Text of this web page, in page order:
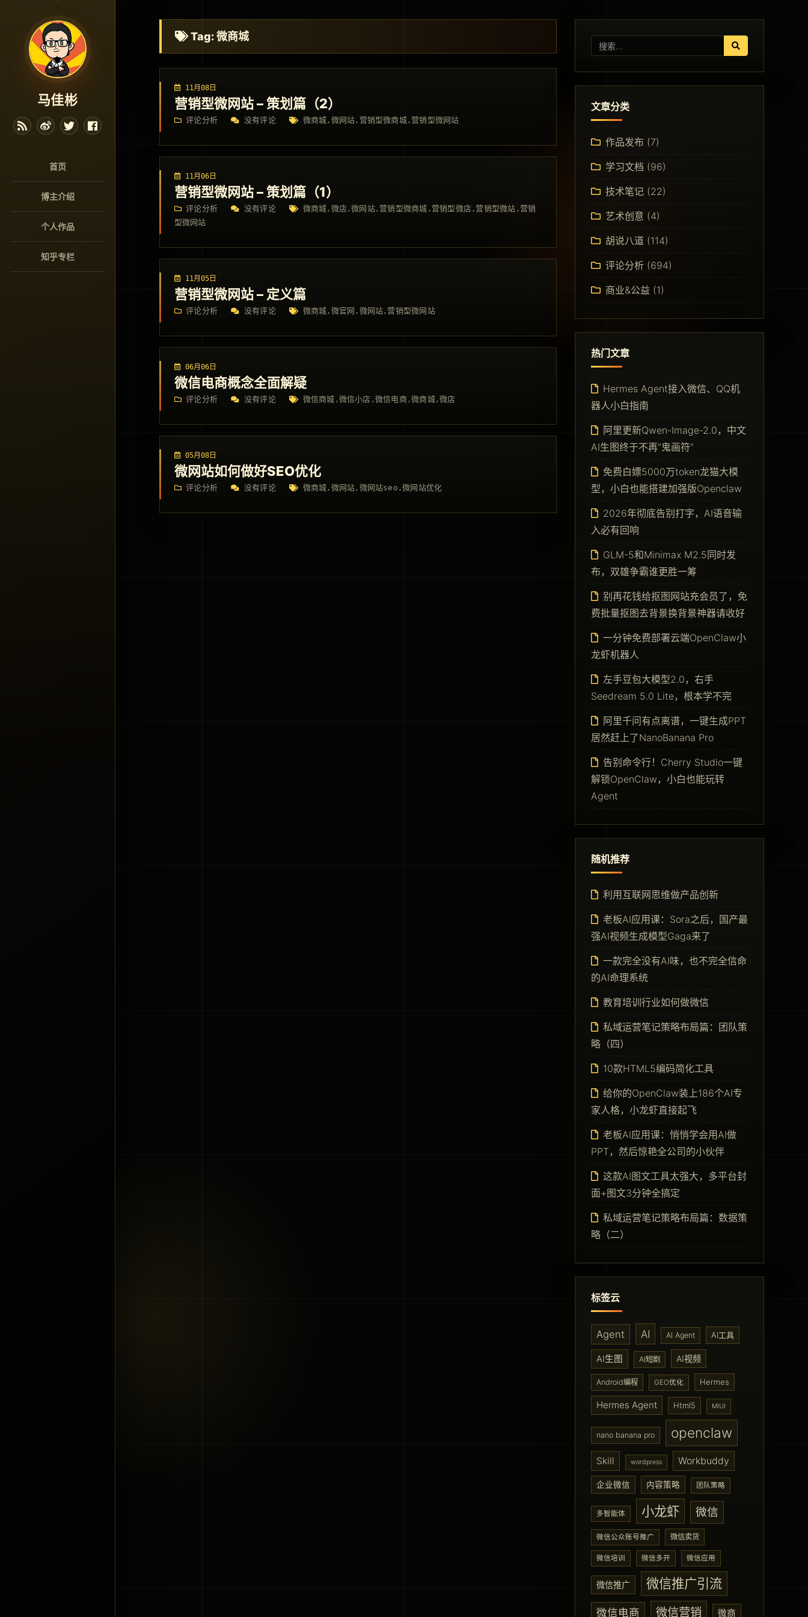
马佳彬
首页
博主介绍
个人作品
知乎专栏
Tag: 微商城
11月08日
营销型微网站 – 策划篇（2）
评论分析 没有评论 微商城, 微网站, 营销型微商城,营销型微网站
11月06日
营销型微网站 – 策划篇（1）
评论分析 没有评论 微商城, 微店,微网站,营销型微商城 ,营销型微店,营销型微站 ,营销
型微网站
11月05日
营销型微网站 – 定义篇
评论分析 没有评论 微商城, 微官网 , 微网站,营销型微网站
06月06日
微信电商概念全面解疑
评论分析 没有评论 微信商城 ,微信小店 ,微信电商,微商城,微店
05月08日
微网站如何做好SEO优化
评论分析 没有评论 微商城, 微网站, 微网站seo ,微网站优化
文章分类
作品发布 (7)
学习文档 (96)
技术笔记(22)
艺术创意 (4)
胡说八道(114)
评论分析(694)
商业&公益 (1)
热门文章
Hermes Agent接入微信、QQ机
器人小白指南
阿里更新Qwen-Image-2.0，中文
AI生图终于不再“鬼画符”
免费白嫖5000万token龙猫大模
型，小白也能搭建加强版Openclaw
2026年彻底告别打字，AI语音输
入必有回响
GLM-5和Minimax M2.5同时发
布，双雄争霸谁更胜一筹
别再花钱给抠图网站充会员了，免
费批量抠图去背景换背景神器请收好
一分钟免费部署云端OpenClaw小
龙虾机器人
左手豆包大模型2.0，右手
Seedream 5.0 Lite，根本学不完
阿里千问有点离谱，一键生成PPT
居然赶上了NanoBanana Pro
告别命令行！Cherry Studio一键
解锁OpenClaw，小白也能玩转
Agent
随机推荐
利用互联网思维做产品创新
老板AI应用课：Sora之后，国产最
强AI视频生成模型Gaga来了
一款完全没有AI味，也不完全信命
的AI命理系统
教育培训行业如何做微信
私域运营笔记策略布局篇：团队策
略（四）
10款HTML5编码简化工具
给你的OpenClaw装上186个AI专
家人格，小龙虾直接起飞
老板AI应用课：悄悄学会用AI做
PPT，然后惊艳全公司的小伙伴
这款AI图文工具太强大，多平台封
面+图文3分钟全搞定
私域运营笔记策略布局篇：数据策
略（二）
标签云
Agent AI AI Agent AI工具
AI生图 AI短剧 AI视频
Android编程 GEO优化 Hermes
Hermes Agent Html5 MIUI
nano banana pro openclaw
Skill wordpress Workbuddy
企业微信 内容策略 团队策略
多智能体 小龙虾 微信
微信公众账号推广 微信卖货
微信培训 微信多开 微信应用
微信推广 微信推广引流
微信电商 微信营销 微商